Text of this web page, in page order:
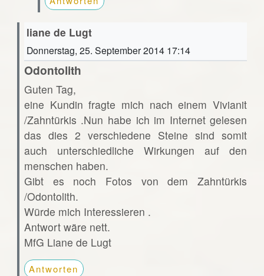
liane de Lugt
Donnerstag, 25. September 2014 17:14
Odontolith
Guten Tag,
eine Kundin fragte mich nach einem Vivianit
/Zahntürkis .Nun habe ich im Internet gelesen
das dies 2 verschiedene Steine sind somit
auch unterschiedliche Wirkungen auf den
menschen haben.
Gibt es noch Fotos von dem Zahntürkis
/Odontolith.
Würde mich Interessieren .
Antwort wäre nett.
MfG Liane de Lugt
Antworten